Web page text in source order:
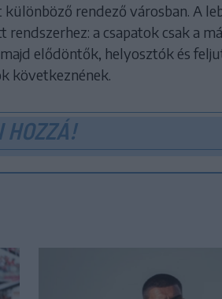
különböző rendező városban. A
rendszerhez: a csapatok csak a
elődöntők, helyosztók és
következnének.
HOZZÁ!